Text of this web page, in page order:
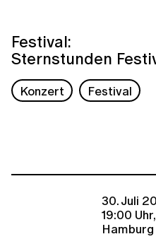
Festival:
Sternstunden
Konzert Festival
30. Juli
19:00 Uhr,
Hamburg